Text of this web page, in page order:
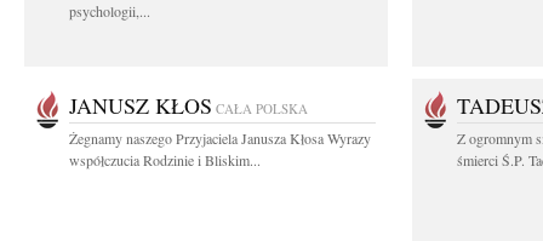
psychologii,...
JANUSZ KŁOS CAŁA POLSKA
Żegnamy naszego Przyjaciela Janusza Kłosa Wyrazy
współczucia Rodzinie i Bliskim...
Z ogromnym
śmierci Ś.P.